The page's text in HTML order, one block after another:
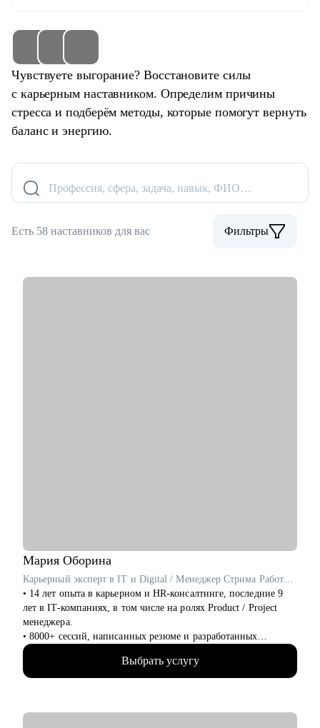
Чувствуете выгорание? Восстановите силы
с карьерным наставником. Определим причины
стресса и подберём методы, которые помогут вернуть
баланс и энергию.
Профессия, сфера, задача, навык, ФИО…
Есть 58 наставников для вас Фильтры
Мария Оборина
Карьерный эксперт в IT и Digital / Менеджер Стрима Работодателей в Сетке от hh.ru / ex- Яндекс Практикум, Островок!
• 14 лет опыта в карьерном и HR-консалтинге, последние 9
лет в IT-компаниях, в том числе на ролях Product / Project
менеджера.
• 8000+ сессий, написанных резюме и разработанных
карьерных планов по переходу в новую профессию и
эффективному поиску работы, в том числе в IT.
• Более 5000 успешных трудоустройств: мои клиенты
Выбрать услугу